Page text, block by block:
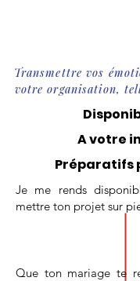
Transmettre vos
votre organisation,
A votre
Préparatifs
Je me rends
mettre ton projet sur
Que ton mariage te